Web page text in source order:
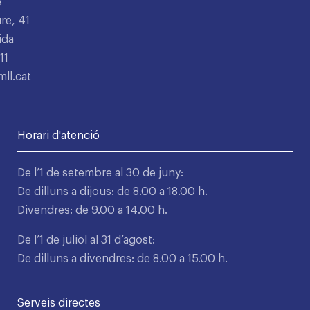
41
Horari d'atenció
De l’1 de setembre al 30 de juny:
De dilluns a dijous: de 8.00 a 18.00 h.
Divendres: de 9.00 a 14.00 h.
De l’1 de juliol al 31 d’agost:
De dilluns a divendres: de 8.00 a 15.00 h.
Serveis directes